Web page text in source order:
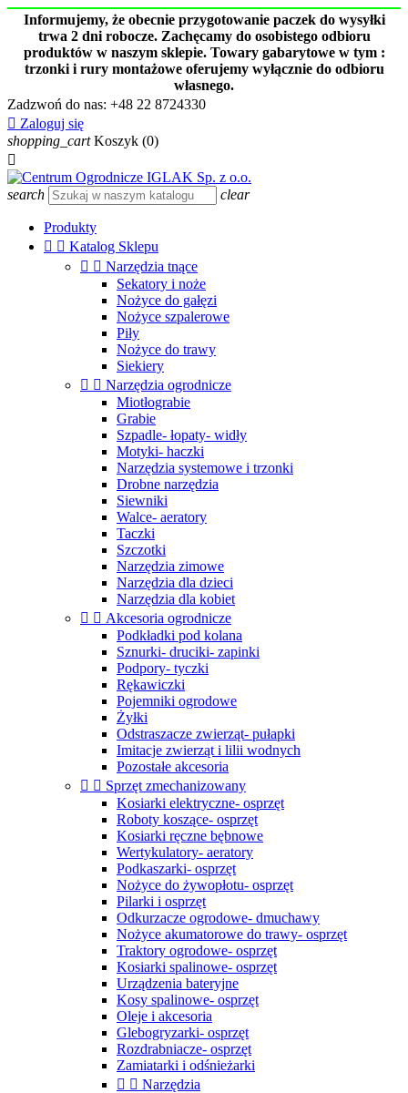
Informujemy, że obecnie przygotowanie paczek do wysyłki
trwa 2 dni robocze. Zachęcamy do osobistego odbioru
produktów w naszym sklepie. Towary gabarytowe w tym :
trzonki i rury montażowe oferujemy wyłącznie do odbioru
własnego.
Zadzwoń do nas: +48 22 8724330
 Zaloguj się
shopping_cart Koszyk (0)

search clear
Produkty
  Katalog Sklepu
  Narzędzia tnące
Sekatory i noże
Nożyce do gałęzi
Nożyce szpalerowe
Piły
Nożyce do trawy
Siekiery
  Narzędzia ogrodnicze
Miotłograbie
Grabie
Szpadle- łopaty- widły
Motyki- haczki
Narzędzia systemowe i trzonki
Drobne narzędzia
Siewniki
Walce- aeratory
Taczki
Szczotki
Narzędzia zimowe
Narzędzia dla dzieci
Narzędzia dla kobiet
  Akcesoria ogrodnicze
Podkładki pod kolana
Sznurki- druciki- zapinki
Podpory- tyczki
Rękawiczki
Pojemniki ogrodowe
Żyłki
Odstraszacze zwierząt- pułapki
Imitacje zwierząt i lilii wodnych
Pozostałe akcesoria
  Sprzęt zmechanizowany
Kosiarki elektryczne- osprzęt
Roboty koszące- osprzęt
Kosiarki ręczne bębnowe
Wertykulatory- aeratory
Podkaszarki- osprzęt
Nożyce do żywopłotu- osprzęt
Pilarki i osprzęt
Odkurzacze ogrodowe- dmuchawy
Nożyce akumatorowe do trawy- osprzęt
Traktory ogrodowe- osprzęt
Kosiarki spalinowe- osprzęt
Urządzenia bateryjne
Kosy spalinowe- osprzęt
Oleje i akcesoria
Glebogryzarki- osprzęt
Rozdrabniacze- osprzęt
Zamiatarki i odśnieżarki
  Narzędzia